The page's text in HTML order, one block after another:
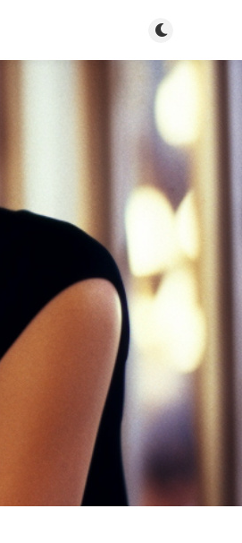
Toggle dark